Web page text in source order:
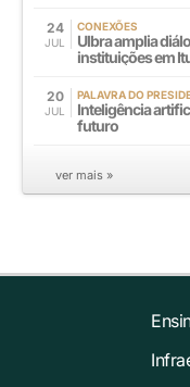
24
JUL
CONEXÕES
Ulbra amplia
instituições em
20
JUL
PALAVRA DO
Inteligência
futuro
ver mais »